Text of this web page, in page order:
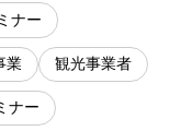
ナー
業 観光事業者
ナー